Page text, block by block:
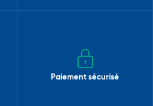
Paiement sécurisé